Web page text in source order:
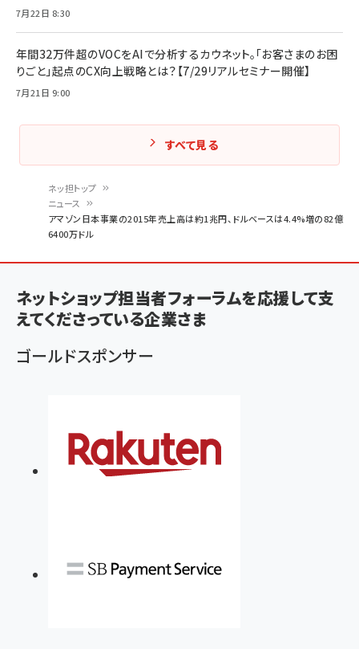
く
ず
ネッ担トップ
ニュース
アマゾン日本事業の2015年売上高は約1兆円、ドルベースは4.4%増の82億
6400万ドル
7月22日 8:30
年間32万件超のVOCをAIで分析するカウネット。「お客さまのお困
りごと」起点のCX向上戦略とは？【7/29リアルセミナー開催】
7月21日 9:00
すべて見る
ネットショップ担当者フォーラムを応援して支
えてくださっている企業さま
ゴールドスポンサー